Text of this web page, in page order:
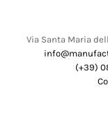
Via Santa Maria
(+39)